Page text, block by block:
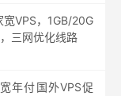
VPS，1GB/20G
三网优化线路
年付国外VPS促